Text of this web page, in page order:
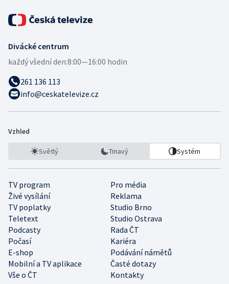
Divácké centrum
každý všední den:8:00—16:00 hodin
261 136 113
info@ceskatelevize.cz
Vzhled
Světlý Tmavý Systém
TV program
Pro média
Živé vysílání
Reklama
TV poplatky
Studio Brno
Teletext
Studio Ostrava
Podcasty
Rada ČT
Počasí
Kariéra
E-shop
Podávání námětů
Mobilní a TV aplikace
Časté dotazy
Vše o ČT
Kontakty